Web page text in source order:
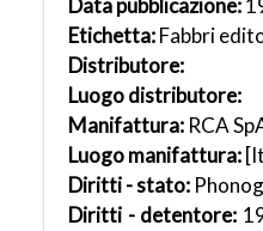
Data pubblicazione:
Etichetta:Fabbri
Distributore:
Luogo distributore:
Manifattura: RCA
Luogo manifattura:
Diritti - stato:
Diritti - detentore: